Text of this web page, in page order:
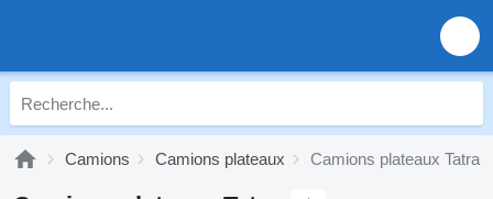
Camions Camions plateaux Camions plateaux Tatra